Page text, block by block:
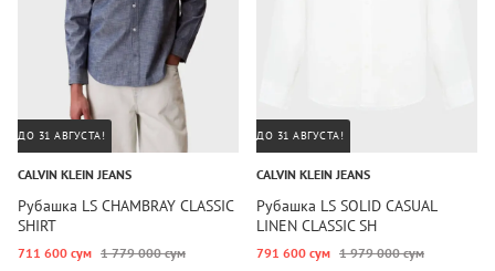
ДО 31 АВГУСТА!
CALVIN KLEIN JEANS
Рубашка LS CHAMBRAY CLASSIC
SHIRT
711 600 сум 1 779 000 сум
ДО 31 АВГУСТА!
CALVIN KLEIN JEANS
Рубашка LS SOLID CASUAL
LINEN CLASSIC SH
791 600 сум 1 979 000 сум